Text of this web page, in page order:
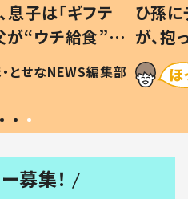
子は「ギフテ
が“ウチ給食”を
とは #令和の親
とせなNEWS編集部
ひ孫
が、
「涙が
い」
募集！